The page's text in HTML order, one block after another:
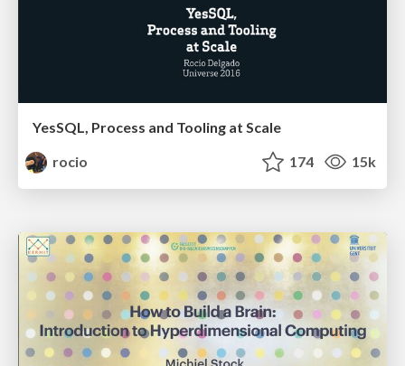
YesSQL, Process and Tooling at Scale
rocio
174 15k